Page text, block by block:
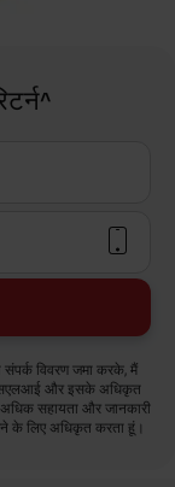
विवरण जमा करके, मैं
और इसके अधिकृत
अधिक सहायता और जानकारी
के लिए अधिकृत करता हूं।